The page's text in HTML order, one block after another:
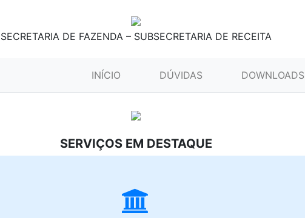
SECRETARIA DE FAZENDA – SUBSECRETARIA DE RECEITA
INÍCIO (CURRENT)DÚVIDAS DOWNLOADS
SERVIÇOS EM DESTAQUE